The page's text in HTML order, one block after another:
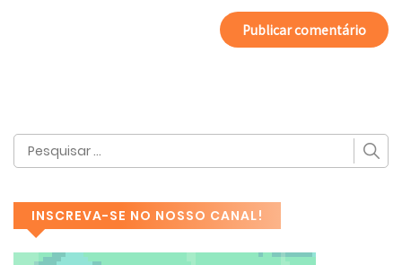
INSCREVA-SE NO NOSSO CANAL!